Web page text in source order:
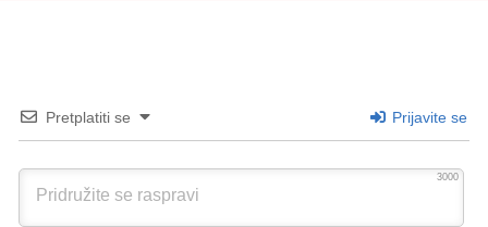
Pretplatiti se Prijavite se
3000